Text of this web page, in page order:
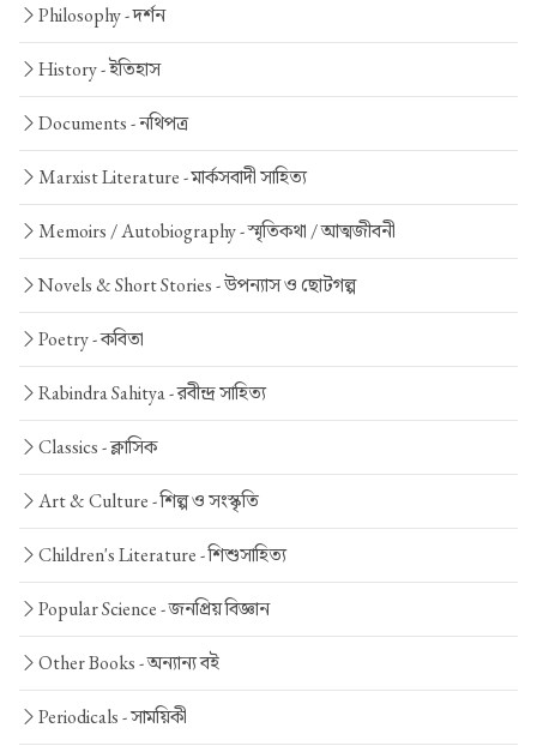
Philosophy -দর্শন
History -ইতিহাস
Documents -নথিপত্র
Marxist Literature -মার্কসবাদী সাহিত্য
Memoirs / Autobiography -স্মৃতিকথা / আত্মজীবনী
Novels & Short Stories -উপন্যাস ও ছোটগল্প
Poetry -কবিতা
Rabindra Sahitya -রবীন্দ্র সাহিত্য
Classics -ক্লাসিক
Art & Culture -শিল্প ও সংস্কৃতি
Children's Literature -শিশুসাহিত্য
Popular Science -জনপ্রিয় বিজ্ঞান
Other Books -অন্যান্য বই
Periodicals -সাময়িকী